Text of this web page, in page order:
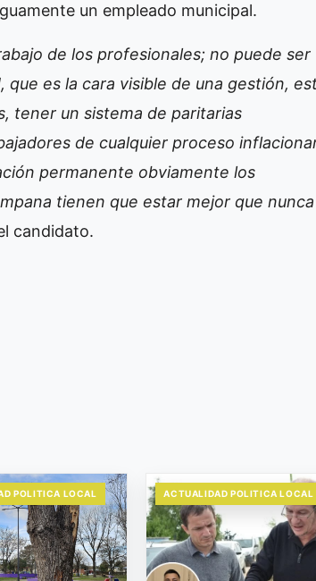
un empleado municipal.
de los profesionales; no puede ser
es la cara visible de una gestión,
tener un sistema de paritarias
de cualquier proceso
permanente obviamente los
tienen que estar mejor que
candidato.
POLITICA LOCAL ACTUALIDAD POLITICA LOCAL